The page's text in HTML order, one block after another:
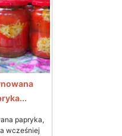
papryka,
wcześniej